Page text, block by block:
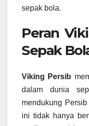
sepak bola.
Peran
Sepak
Viking Persib
dalam dunia
mendukung
ini tidak hanya